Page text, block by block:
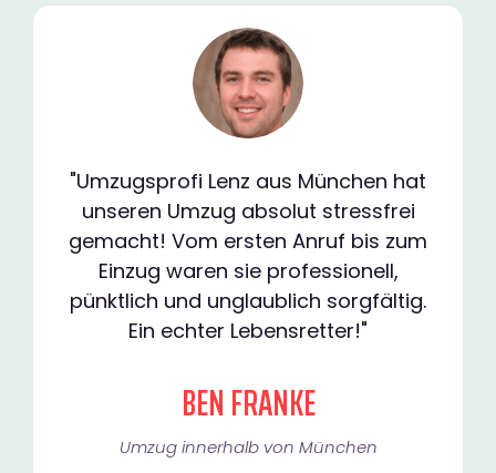
"Umzugsprofi Lenz aus München hat
unseren Umzug absolut stressfrei
gemacht! Vom ersten Anruf bis zum
Einzug waren sie professionell,
pünktlich und unglaublich sorgfältig.
Ein echter Lebensretter!"
BEN FRANKE
Umzug innerhalb von München​